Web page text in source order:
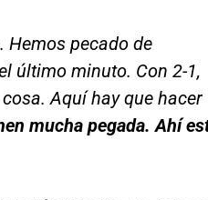
Hemos pecado de
último minuto. Con 2-1,
Aquí hay que hacer
mucha pegada. Ahí